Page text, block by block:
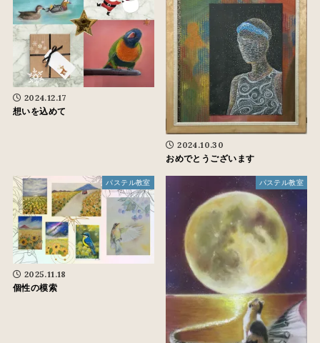
2024.12.17
想いを込めて
2024.10.30
おめでとうございます
パステル教室
2025.11.18
個性の模索
パステル教室